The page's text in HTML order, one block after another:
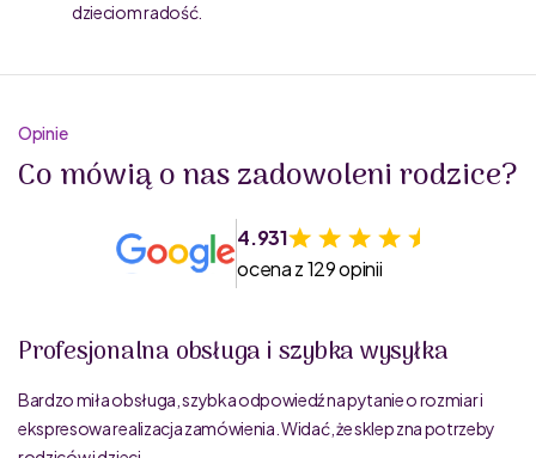
dzieciom radość.
Opinie
Co mówią o nas zadowoleni rodzice?
4.931
ocena z 129 opinii
Profesjonalna obsługa i szybka wysyłka
Bardzo miła obsługa, szybka odpowiedź na pytanie o rozmiar i
ekspresowa realizacja zamówienia. Widać, że sklep zna potrzeby